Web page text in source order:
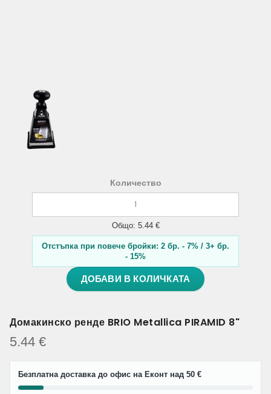
Количество
Общо: 5.44 €
Отстъпка при повече бройки: 2 бр. - 7% / 3+ бр.
- 15%
ДОБАВИ В КОЛИЧКАТА
Домакинско ренде BRIO Metallica PIRAMID 8"
5.44 €
Безплатна доставка до офис на Еконт над 50 €